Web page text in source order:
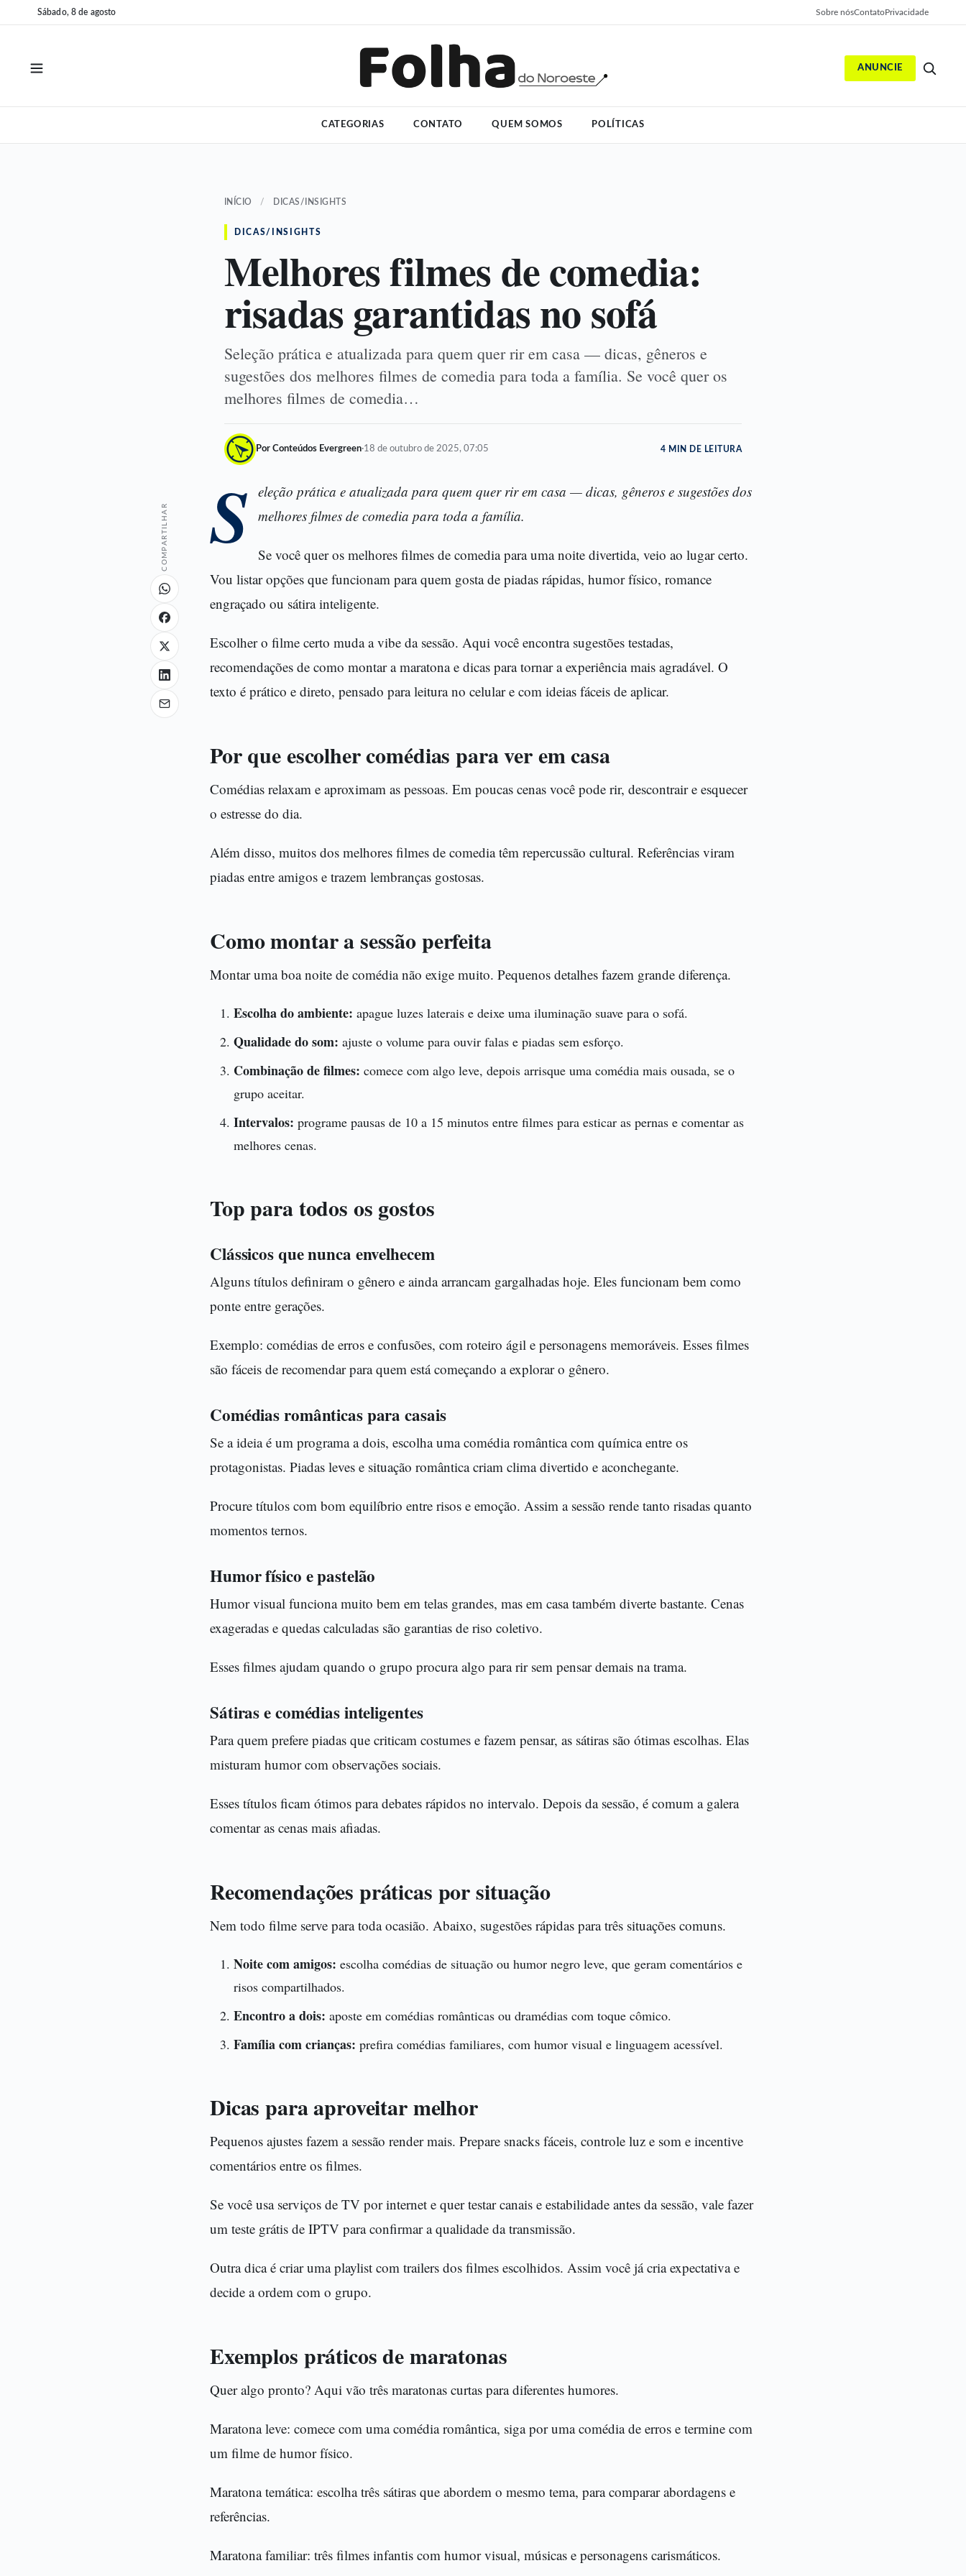
para
para
Sábado, 8 de agosto Sobre nósContatoPrivacidade
ANUNCIE
CATEGORIAS CONTATO QUEM SOMOS POLÍTICAS
INÍCIO / DICAS/INSIGHTS
DICAS/INSIGHTS
Melhores filmes de comedia:
risadas garantidas no sofá
Seleção prática e atualizada para quem quer rir em casa — dicas, gêneros e
sugestões dos melhores filmes de comedia para toda a família. Se você quer os
melhores filmes de comedia…
Por Conteúdos Evergreen·18 de outubro de 2025, 07:05 4 MIN DE LEITURA
COMPARTILHAR S eleção prática e atualizada para quem quer rir em casa — dicas, gêneros e sugestões dos
melhores filmes de comedia para toda a família.
Se você quer os melhores filmes de comedia para uma noite divertida, veio ao lugar certo.
Vou listar opções que funcionam para quem gosta de piadas rápidas, humor físico, romance
engraçado ou sátira inteligente.
Escolher o filme certo muda a vibe da sessão. Aqui você encontra sugestões testadas,
recomendações de como montar a maratona e dicas para tornar a experiência mais agradável. O
texto é prático e direto, pensado para leitura no celular e com ideias fáceis de aplicar.
Por que escolher comédias para ver em casa
Comédias relaxam e aproximam as pessoas. Em poucas cenas você pode rir, descontrair e esquecer
o estresse do dia.
Além disso, muitos dos melhores filmes de comedia têm repercussão cultural. Referências viram
piadas entre amigos e trazem lembranças gostosas.
Como montar a sessão perfeita
Montar uma boa noite de comédia não exige muito. Pequenos detalhes fazem grande diferença.
Escolha do ambiente: apague luzes laterais e deixe uma iluminação suave para o sofá.
Qualidade do som: ajuste o volume para ouvir falas e piadas sem esforço.
Combinação de filmes: comece com algo leve, depois arrisque uma comédia mais ousada, se o
grupo aceitar.
Intervalos: programe pausas de 10 a 15 minutos entre filmes para esticar as pernas e comentar as
melhores cenas.
Top para todos os gostos
Clássicos que nunca envelhecem
Alguns títulos definiram o gênero e ainda arrancam gargalhadas hoje. Eles funcionam bem como
ponte entre gerações.
Exemplo: comédias de erros e confusões, com roteiro ágil e personagens memoráveis. Esses filmes
são fáceis de recomendar para quem está começando a explorar o gênero.
Comédias românticas para casais
Se a ideia é um programa a dois, escolha uma comédia romântica com química entre os
protagonistas. Piadas leves e situação romântica criam clima divertido e aconchegante.
Procure títulos com bom equilíbrio entre risos e emoção. Assim a sessão rende tanto risadas quanto
momentos ternos.
Humor físico e pastelão
Humor visual funciona muito bem em telas grandes, mas em casa também diverte bastante. Cenas
exageradas e quedas calculadas são garantias de riso coletivo.
Esses filmes ajudam quando o grupo procura algo para rir sem pensar demais na trama.
Sátiras e comédias inteligentes
Para quem prefere piadas que criticam costumes e fazem pensar, as sátiras são ótimas escolhas. Elas
misturam humor com observações sociais.
Esses títulos ficam ótimos para debates rápidos no intervalo. Depois da sessão, é comum a galera
comentar as cenas mais afiadas.
Recomendações práticas por situação
Nem todo filme serve para toda ocasião. Abaixo, sugestões rápidas para três situações comuns.
Noite com amigos: escolha comédias de situação ou humor negro leve, que geram comentários e
risos compartilhados.
Encontro a dois: aposte em comédias românticas ou dramédias com toque cômico.
Família com crianças: prefira comédias familiares, com humor visual e linguagem acessível.
Dicas para aproveitar melhor
Pequenos ajustes fazem a sessão render mais. Prepare snacks fáceis, controle luz e som e incentive
comentários entre os filmes.
Se você usa serviços de TV por internet e quer testar canais e estabilidade antes da sessão, vale fazer
um teste grátis de IPTV para confirmar a qualidade da transmissão.
Outra dica é criar uma playlist com trailers dos filmes escolhidos. Assim você já cria expectativa e
decide a ordem com o grupo.
Exemplos práticos de maratonas
Quer algo pronto? Aqui vão três maratonas curtas para diferentes humores.
Maratona leve: comece com uma comédia romântica, siga por uma comédia de erros e termine com
um filme de humor físico.
Maratona temática: escolha três sátiras que abordem o mesmo tema, para comparar abordagens e
referências.
Maratona familiar: três filmes infantis com humor visual, músicas e personagens carismáticos.